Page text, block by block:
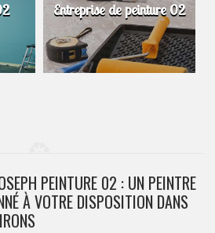
Entreprise de peinture 02
PEINTURE 02 : UN PEINTRE
À VOTRE DISPOSITION DANS